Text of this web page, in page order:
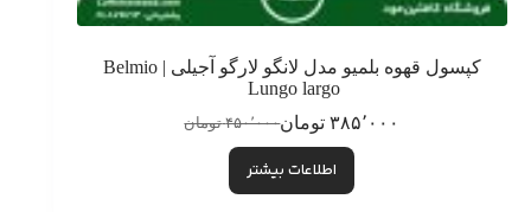
کپسول قهوه بلمیو مدل لانگو لارگو آجیلی | Belmio
Lungo largo ‌
۴۵۰٬۰۰۰ تومان
قیمت
بود.
۳۸۵٬۰۰۰ تومانقیمت
۳۸۵٬۰۰۰ تومان.
اطلاعات بیشتر